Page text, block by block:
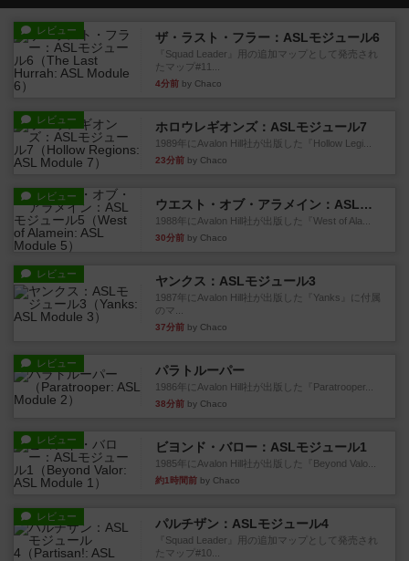
レビュー ザ・ラスト・フラー：ASLモジュール6
『Squad Leader』用の追加マップとして発売され
たマップ#11...
4分前 by Chaco
レビュー ホロウレギオンズ：ASLモジュール7
1989年にAvalon Hill社が出版した『Hollow Legi...
23分前 by Chaco
レビュー
ウエスト・オブ・アラメイン：ASLモジュール5
1988年にAvalon Hill社が出版した『West of Ala...
30分前 by Chaco
レビュー ヤンクス：ASLモジュール3
1987年にAvalon Hill社が出版した『Yanks』に付属
のマ...
37分前 by Chaco
レビュー パラトルーパー
1986年にAvalon Hill社が出版した『Paratrooper...
38分前 by Chaco
レビュー ビヨンド・バロー：ASLモジュール1
1985年にAvalon Hill社が出版した『Beyond Valo...
約1時間前 by Chaco
レビュー パルチザン：ASLモジュール4
『Squad Leader』用の追加マップとして発売され
たマップ#10...